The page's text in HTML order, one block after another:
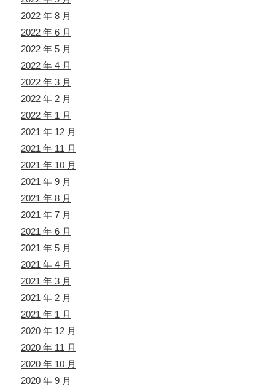
2022 年 8 月
2022 年 6 月
2022 年 5 月
2022 年 4 月
2022 年 3 月
2022 年 2 月
2022 年 1 月
2021 年 12 月
2021 年 11 月
2021 年 10 月
2021 年 9 月
2021 年 8 月
2021 年 7 月
2021 年 6 月
2021 年 5 月
2021 年 4 月
2021 年 3 月
2021 年 2 月
2021 年 1 月
2020 年 12 月
2020 年 11 月
2020 年 10 月
2020 年 9 月